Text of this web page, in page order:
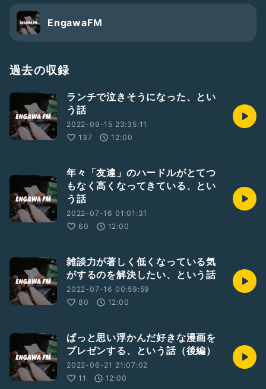
EngawaFM
過去の収録
ランチで泣きそうになった、とい
う話
2022-09-15 23:35:11
137
12:00
年々「友達」のハードルがとてつ
もなく高くなってきている、とい
う話
2022-07-16 01:01:31
60
12:00
雑談力が著しく低くなっている気
がするのを解決したい、という話
2022-07-16 00:59:59
80
12:00
ぱっと思い浮かんだ好きな漫画を
プレゼンする、という話（後編）
2022-06-21 21:07:02
11
12:00